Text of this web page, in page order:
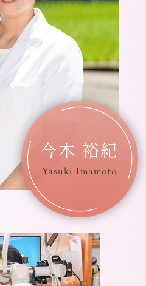
今本 裕紀
Yasuki Imamoto